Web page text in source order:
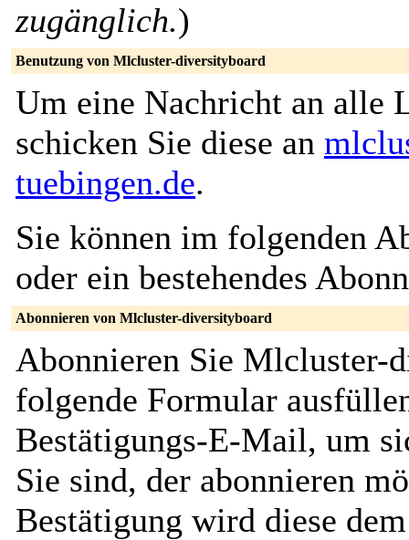
zugänglich.)
Benutzung von Mlcluster-diversityboard
Um eine Nachricht an alle
schicken Sie diese an
tuebingen.de.
Sie können im folgenden
oder ein bestehendes
Abonnieren von Mlcluster-diversityboard
Abonnieren Sie Mlcluster-
folgende Formular
Bestätigungs-E-Mail, um
Sie sind, der abonnieren
Bestätigung wird diese